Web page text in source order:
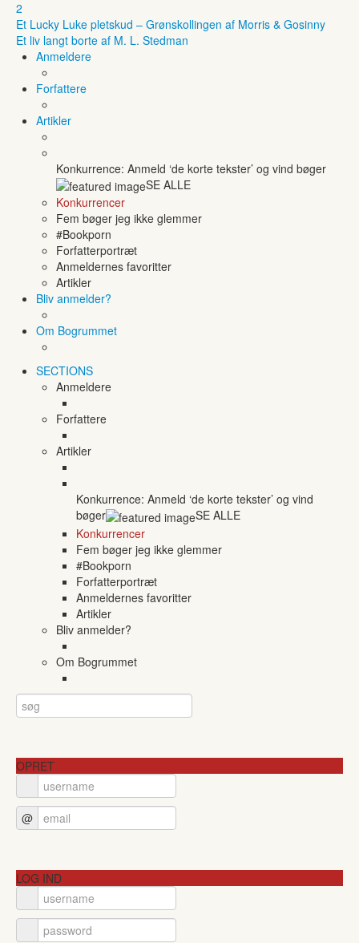
2
Et Lucky Luke pletskud – Grønskollingen af Morris & Gosinny
Et liv langt borte af M. L. Stedman
Anmeldere
Forfattere
Artikler
Konkurrence: Anmeld ‘de korte tekster’ og vind bøger
SE ALLE
Konkurrencer
Fem bøger jeg ikke glemmer
#Bookporn
Forfatterportræt
Anmeldernes favoritter
Artikler
Bliv anmelder?
Om Bogrummet
SECTIONS
Anmeldere
Forfattere
Artikler
Konkurrence: Anmeld ‘de korte tekster’ og vind
bøger
SE ALLE
Konkurrencer
Fem bøger jeg ikke glemmer
#Bookporn
Forfatterportræt
Anmeldernes favoritter
Artikler
Bliv anmelder?
Om Bogrummet
OPRET
@
LOG IND